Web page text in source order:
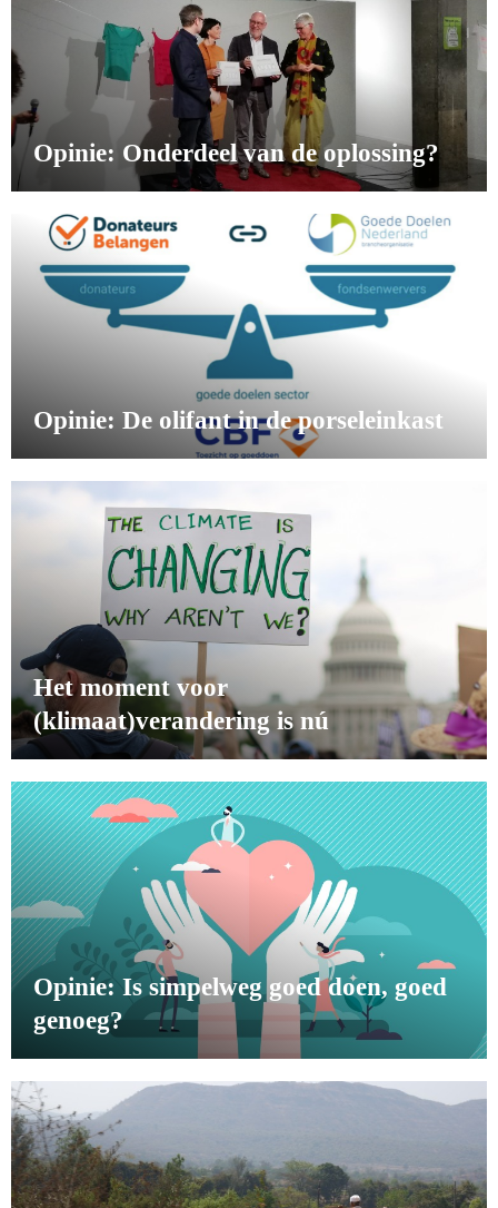
Opinie: Onderdeel van de oplossing?
Opinie: De olifant in de porseleinkast
Het moment voor
(klimaat)verandering is nú
Opinie: Is simpelweg goed doen, goed
genoeg?